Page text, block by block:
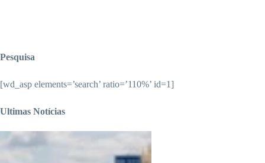
Pesquisa
[wd_asp elements=’search’ ratio=’110%’ id=1]
Ultimas Notícias